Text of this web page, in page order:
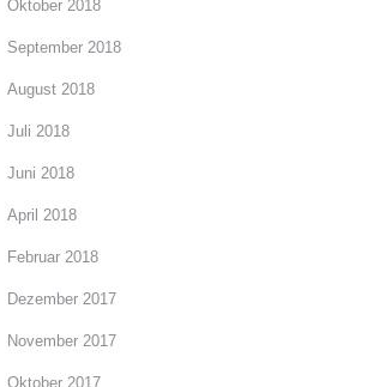
Oktober 2018
September 2018
August 2018
Juli 2018
Juni 2018
April 2018
Februar 2018
Dezember 2017
November 2017
Oktober 2017